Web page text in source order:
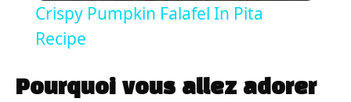
y
Crispy Pumpkin Falafel In Pita
Recipe
Pourquoi vous allez adorer